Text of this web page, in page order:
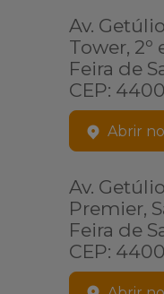
Av.
Tower, 2º
Feira de
CEP:
Abrir
Av.
Premier,
Feira de
CEP: